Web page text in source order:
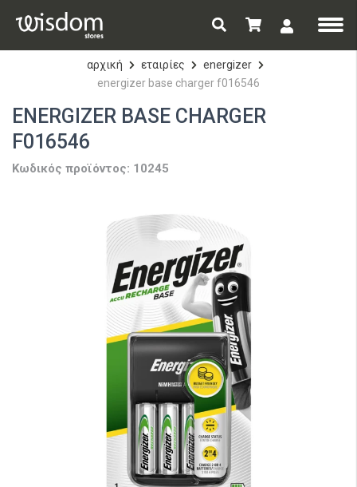
αρχική εταιρίες
energizer
energizer base charger f016546
ENERGIZER BASE CHARGER
F016546
Κωδικός προϊόντος: 10245